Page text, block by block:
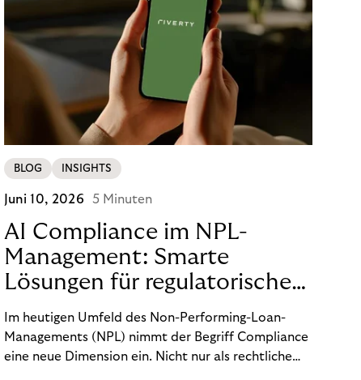
BLOG INSIGHTS
Juni 10, 2026 5 Minuten
AI Compliance im NPL-
Management: Smarte
Lösungen für regulatorische
Sicherheit
Im heutigen Umfeld des Non-Performing-Loan-
Managements (NPL) nimmt der Begriff Compliance
eine neue Dimension ein. Nicht nur als rechtliche